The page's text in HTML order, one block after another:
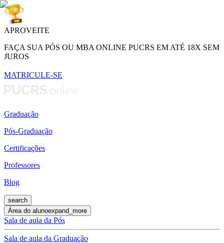
APROVEITE
FAÇA SUA PÓS OU MBA ONLINE PUCRS EM ATÉ 18X SEM
JUROS
MATRICULE-SE
Graduação
Pós-Graduação
Certificações
Professores
Blog
search
Área do alunoexpand_more
Sala de aula da Pós
Sala de aula da Graduação